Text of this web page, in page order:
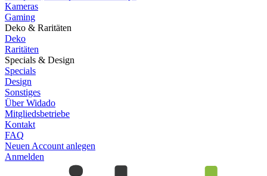
Kameras
Gaming
Deko & Raritäten
Deko
Raritäten
Specials & Design
Specials
Design
Sonstiges
Über Widado
Mitgliedsbetriebe
Kontakt
FAQ
Neuen Account anlegen
Anmelden